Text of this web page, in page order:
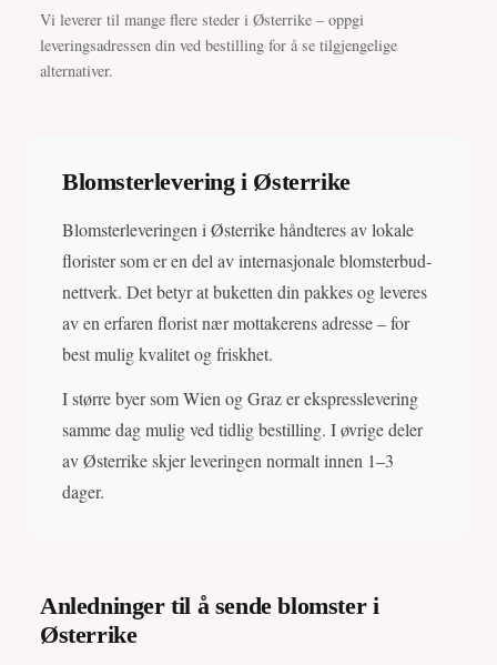
Vi leverer til mange flere steder i Østerrike – oppgi
leveringsadressen din ved bestilling for å se tilgjengelige
alternativer.
Blomsterlevering i Østerrike
Blomsterleveringen i Østerrike håndteres av lokale
florister som er en del av internasjonale blomsterbud-
nettverk. Det betyr at buketten din pakkes og leveres
av en erfaren florist nær mottakerens adresse – for
best mulig kvalitet og friskhet.
I større byer som Wien og Graz er ekspresslevering
samme dag mulig ved tidlig bestilling. I øvrige deler
av Østerrike skjer leveringen normalt innen 1–3
dager.
Anledninger til å sende blomster i
Østerrike